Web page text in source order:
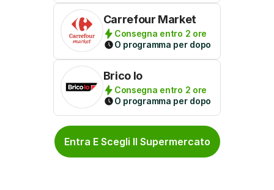
Carrefour Market
Consegna entro 2 ore
O programma per dopo
Brico Io
Consegna entro 2 ore
O programma per dopo
Entra E Scegli Il Supermercato